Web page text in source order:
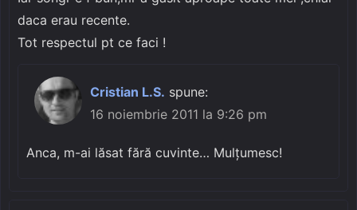
daca erau recente.
Tot respectul pt ce faci !
Cristian L.S. spune:
16 noiembrie 2011 la 9:26 pm
Anca, m-ai lăsat fără cuvinte… Mulțumesc!